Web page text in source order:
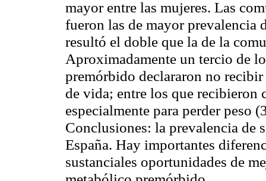
mayor entre las mujeres. Las
fueron las de mayor prevalencia
resultó el doble que la de la
Aproximadamente un tercio de
premórbido declararon no
de vida; entre los que recibieron
especialmente para perder peso
Conclusiones: la prevalencia de
España. Hay importantes
sustanciales oportunidades de